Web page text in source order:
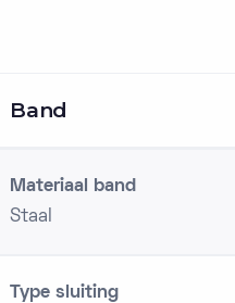
Band
Materiaal band
Staal
Type sluiting